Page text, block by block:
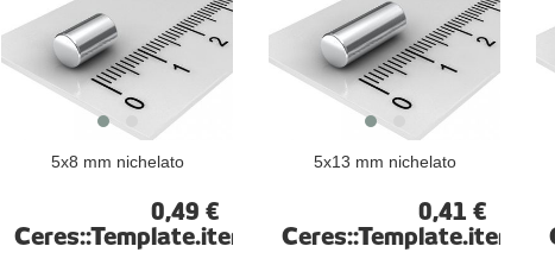
5x8 mm nichelato
0,49 €
Ceres::Template.itemFootnote
5x13 mm nichelato
0,41 €